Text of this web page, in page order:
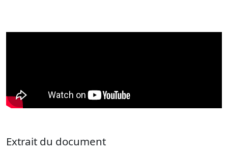
Extrait du document